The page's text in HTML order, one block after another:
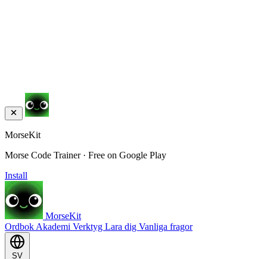
MorseKit
Morse Code Trainer · Free on Google Play
Install
MorseKit
Ordbok Akademi Verktyg Lara dig Vanliga fragor